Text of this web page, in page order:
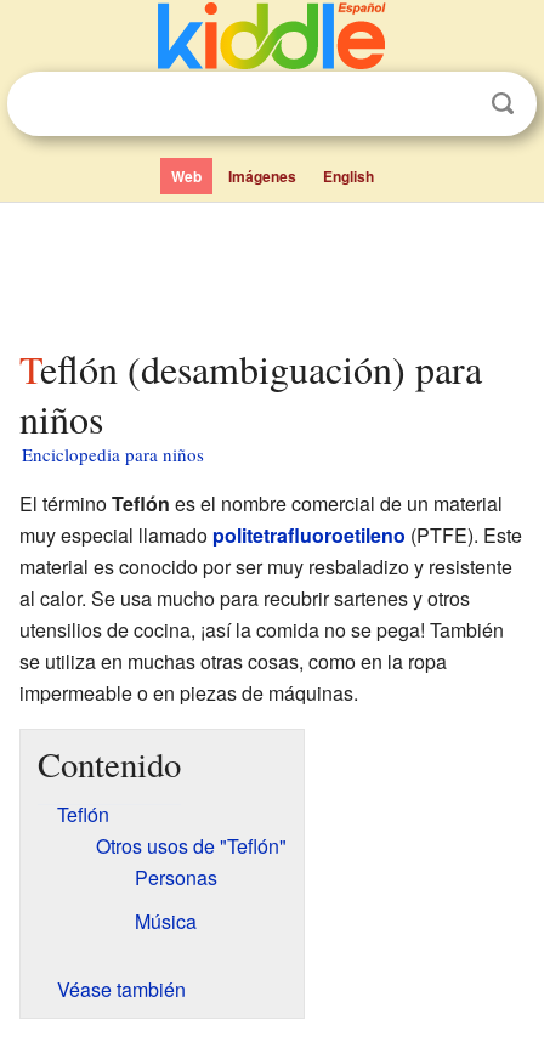
Web Imágenes English
Teflón (desambiguación) para
niños
Enciclopedia para niños
El términoTeflón es el nombre comercial de un material
muy especial llamado politetrafluoroetileno (PTFE). Este
material es conocido por ser muy resbaladizo y resistente
al calor. Se usa mucho para recubrir sartenes y otros
utensilios de cocina, ¡así la comida no se pega! También
se utiliza en muchas otras cosas, como en la ropa
impermeable o en piezas de máquinas.
Contenido
Teflón
Otros usos de "Teflón"
Personas
Música
Véase también